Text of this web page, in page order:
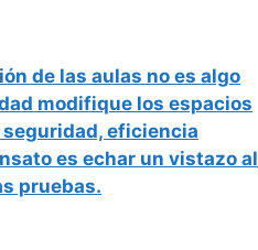
de las aulas no es algo
modifique los espacios
eficiencia
es echar un vistazo al
pruebas.